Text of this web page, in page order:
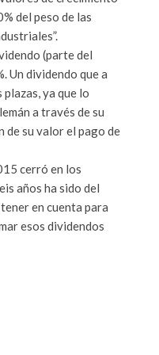
del peso de las
(parte del
Un dividendo que a
ya que lo
a través de su
de su valor el pago de
cerró en los
años ha sido del
en cuenta para
esos dividendos